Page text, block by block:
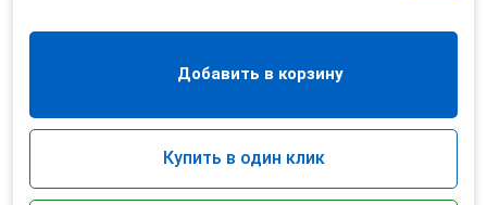
Добавить в корзину
Купить в один клик